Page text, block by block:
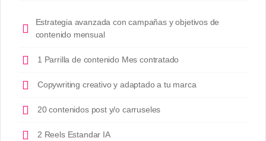
Estrategia avanzada con campañas y objetivos de
contenido mensual
1 Parrilla de contenido Mes contratado
Copywriting creativo y adaptado a tu marca
20 contenidos post y/o carruseles
2 Reels Estandar IA